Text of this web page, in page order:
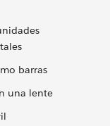
barras
una lente